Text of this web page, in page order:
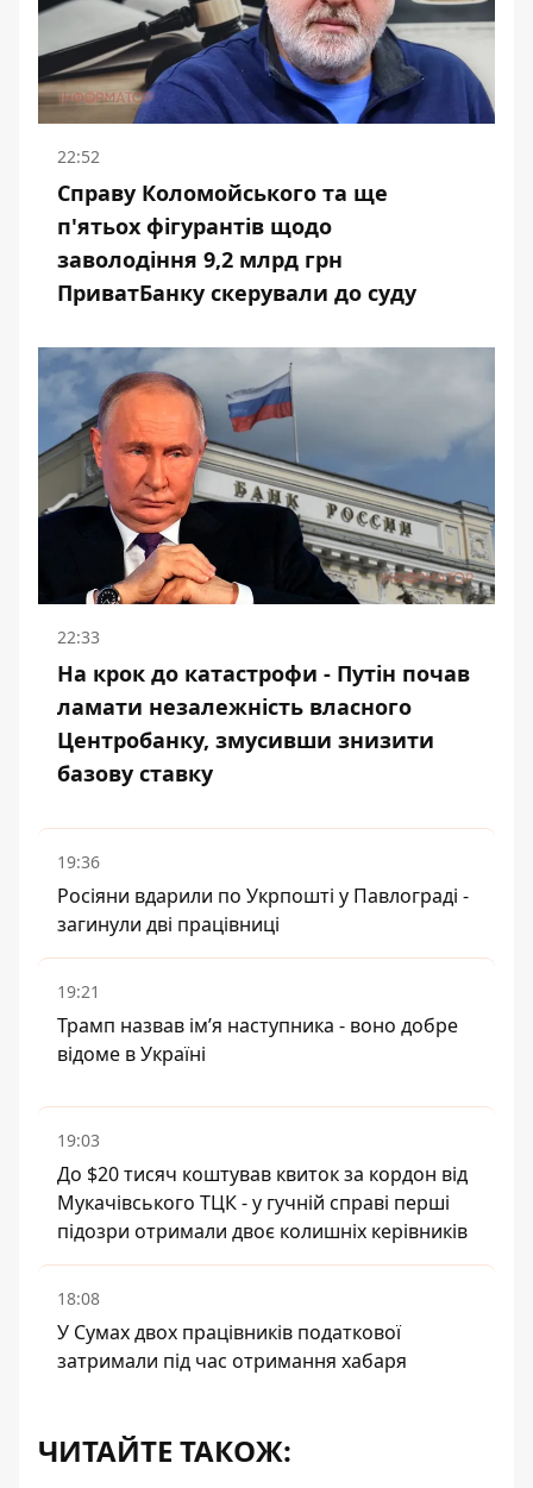
22:52
Справу Коломойського та ще
п'ятьох фігурантів щодо
заволодіння 9,2 млрд грн
ПриватБанку скерували до суду
22:33
На крок до катастрофи - Путін почав
ламати незалежність власного
Центробанку, змусивши знизити
базову ставку
19:36
Росіяни вдарили по Укрпошті у Павлограді -
загинули дві працівниці
19:21
Трамп назвав імʼя наступника - воно добре
відоме в Україні
19:03
До $20 тисяч коштував квиток за кордон від
Мукачівського ТЦК - у гучній справі перші
підозри отримали двоє колишніх керівників
18:08
У Сумах двох працівників податкової
затримали під час отримання хабаря
ЧИТАЙТЕ ТАКОЖ: